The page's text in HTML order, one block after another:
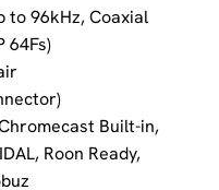
to 96kHz, Coaxial
64Fs)
Built-in,
Roon Ready,